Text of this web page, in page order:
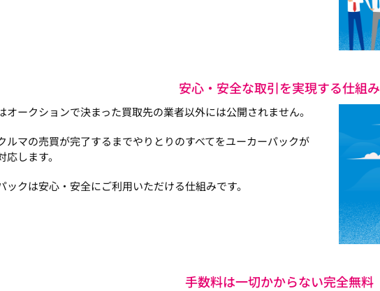
安心・安全な取引を実現する仕組み
オークションで決まった買取先の業者以外には公開されません。
ルマの売買が完了するまでやりとりのすべてをユーカーパックが
応します。
ックは安心・安全にご利用いただける仕組みです。
手数料は一切かからない完全無料